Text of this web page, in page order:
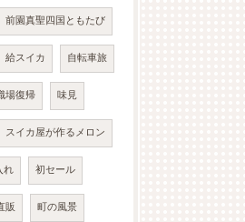
前園真聖四国ともたび
給スイカ 自転車旅
場復帰 味見
スイカ屋が作るメロン
れ 初セール
販 町の風景